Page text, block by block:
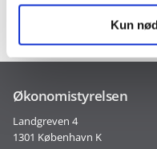
Kun
Økonomistyrelsen
Landgreven 4
1301 København K